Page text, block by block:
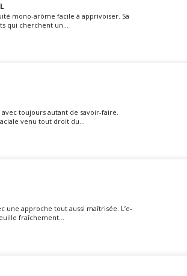
mono-arôme facile à apprivoiser. Sa
qui cherchent un...
toujours autant de savoir-faire.
venu tout droit du...
une approche tout aussi maîtrisée. L’e-
fraîchement...